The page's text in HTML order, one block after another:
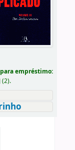
empréstimo:
(2).